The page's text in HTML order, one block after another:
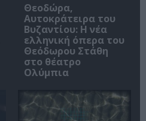
Θεοδώρα,
Αυτοκράτειρα του
Βυζαντίου: Η νέα
ελληνική όπερα του
Θεόδωρου Στάθη
στο θέατρο
Ολύμπια